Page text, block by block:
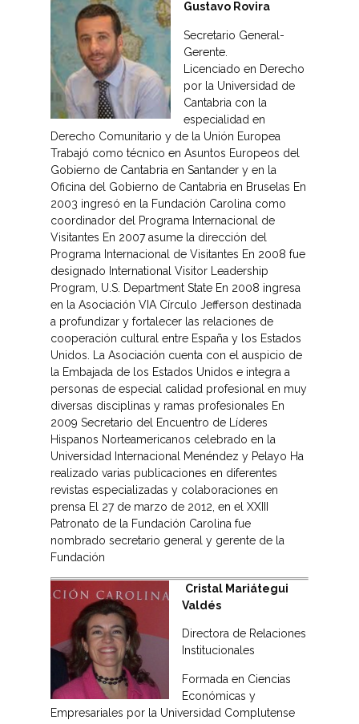
Gustavo Rovira
Secretario General-
Gerente.
Licenciado en Derecho
por la Universidad de
Cantabria con la
especialidad en
Derecho Comunitario y de la Unión Europea
Trabajó como técnico en Asuntos Europeos del
Gobierno de Cantabria en Santander y en la
Oficina del Gobierno de Cantabria en Bruselas En
2003 ingresó en la Fundación Carolina como
coordinador del Programa Internacional de
Visitantes En 2007 asume la dirección del
Programa Internacional de Visitantes En 2008 fue
designado International Visitor Leadership
Program, U.S. Department State En 2008 ingresa
en la Asociación VIA Círculo Jefferson destinada
a profundizar y fortalecer las relaciones de
cooperación cultural entre España y los Estados
Unidos. La Asociación cuenta con el auspicio de
la Embajada de los Estados Unidos e integra a
personas de especial calidad profesional en muy
diversas disciplinas y ramas profesionales En
2009 Secretario del Encuentro de Líderes
Hispanos Norteamericanos celebrado en la
Universidad Internacional Menéndez y Pelayo Ha
realizado varias publicaciones en diferentes
revistas especializadas y colaboraciones en
prensa El 27 de marzo de 2012, en el XXIII
Patronato de la Fundación Carolina fue
nombrado secretario general y gerente de la
Fundación
Cristal Mariátegui
Valdés
Directora de Relaciones
Institucionales
Formada en Ciencias
Económicas y
Empresariales por la Universidad Complutense